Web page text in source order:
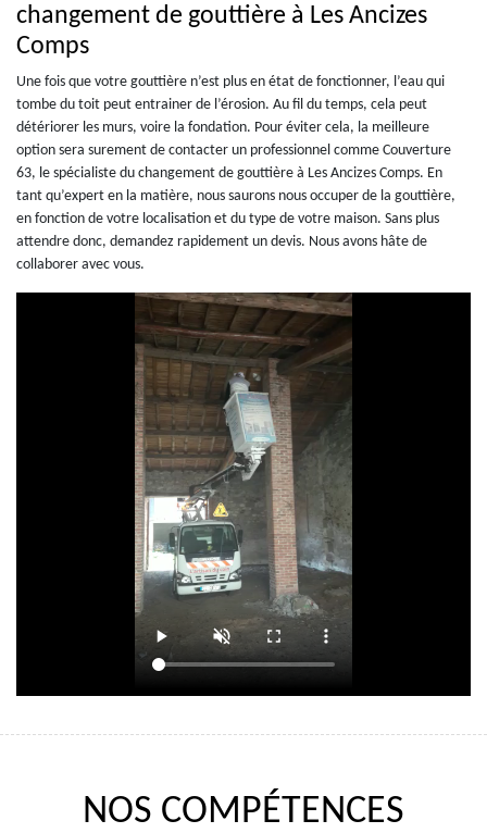
changement de gouttière à Les Ancizes
Comps
Une fois que votre gouttière n’est plus en état de fonctionner, l’eau qui
tombe du toit peut entrainer de l’érosion. Au fil du temps, cela peut
détériorer les murs, voire la fondation. Pour éviter cela, la meilleure
option sera surement de contacter un professionnel comme Couverture
63, le spécialiste du changement de gouttière à Les Ancizes Comps. En
tant qu’expert en la matière, nous saurons nous occuper de la gouttière,
en fonction de votre localisation et du type de votre maison. Sans plus
attendre donc, demandez rapidement un devis. Nous avons hâte de
collaborer avec vous.
NOS COMPÉTENCES